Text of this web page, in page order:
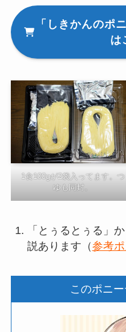
「しきかんのポ
は
1食100gが2袋入ってます。つ
ゆも同封。
「とぅるとぅる」
説あります（参考ポ
このポニ